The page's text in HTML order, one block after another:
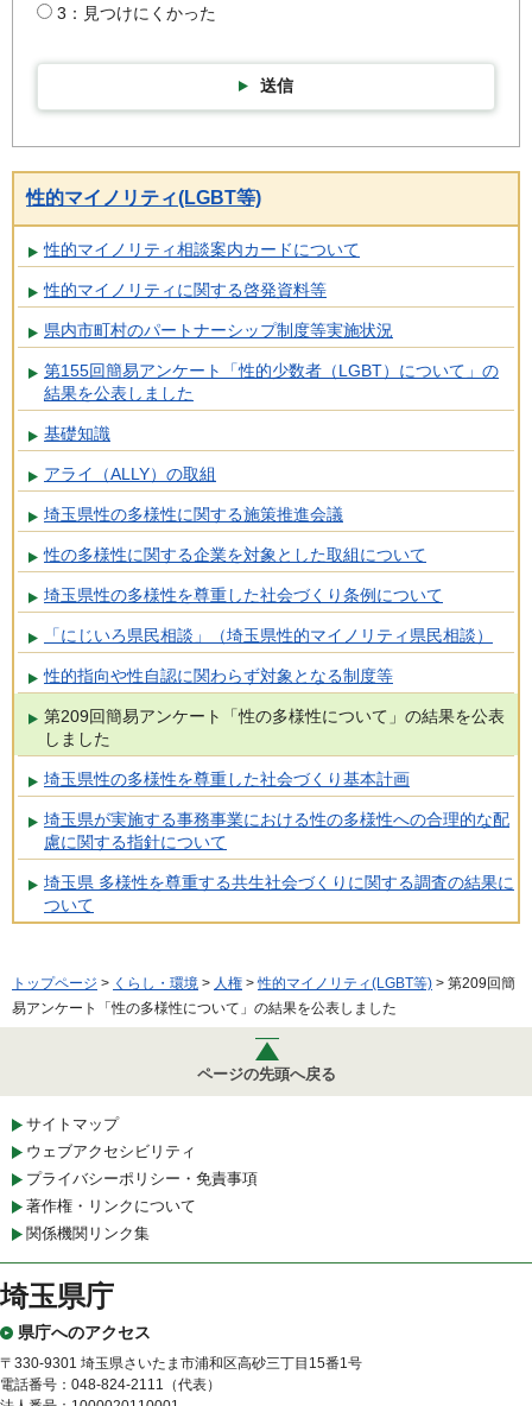
3：見つけにくかった
送信
性的マイノリティ(LGBT等)
性的マイノリティ相談案内カードについて
性的マイノリティに関する啓発資料等
県内市町村のパートナーシップ制度等実施状況
第155回簡易アンケート「性的少数者（LGBT）について」の
結果を公表しました
基礎知識
アライ（ALLY）の取組
埼玉県性の多様性に関する施策推進会議
性の多様性に関する企業を対象とした取組について
埼玉県性の多様性を尊重した社会づくり条例について
「にじいろ県民相談」（埼玉県性的マイノリティ県民相談）
性的指向や性自認に関わらず対象となる制度等
第209回簡易アンケート「性の多様性について」の結果を公表
しました
埼玉県性の多様性を尊重した社会づくり基本計画
埼玉県が実施する事務事業における性の多様性への合理的な配
慮に関する指針について
埼玉県 多様性を尊重する共生社会づくりに関する調査の結果に
ついて
トップページ > くらし・環境 > 人権 >性的マイノリティ(LGBT等) > 第209回簡
易アンケート「性の多様性について」の結果を公表しました
ページの先頭へ戻る
サイトマップ
ウェブアクセシビリティ
プライバシーポリシー・免責事項
著作権・リンクについて
関係機関リンク集
埼玉県庁
県庁へのアクセス
〒330-9301 埼玉県さいたま市浦和区高砂三丁目15番1号
電話番号：048-824-2111（代表）